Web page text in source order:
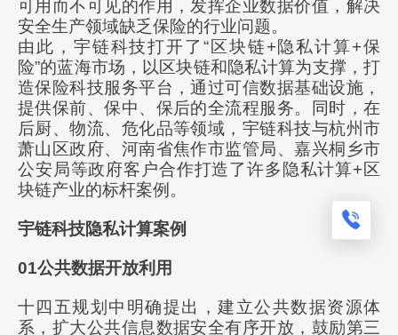
可用而不可见的作用，发挥企业数据价值，解决
安全生产领域缺乏保险的行业问题。
由此，宇链科技打开了“区块链+隐私计算+保
险”的蓝海市场，以区块链和隐私计算为支撑，打
造保险科技服务平台，通过可信数据基础设施，
提供保前、保中、保后的全流程服务。同时，在
后厨、物流、危化品等领域，宇链科技与杭州市
萧山区政府、河南省焦作市监管局、嘉兴桐乡市
公安局等政府客户合作打造了许多隐私计算+区
块链产业的标杆案例。
宇链科技隐私计算案例
01公共数据开放利用
十四五规划中明确提出，建立公共数据资源体
系，扩大公共信息数据安全有序开放，鼓励第三